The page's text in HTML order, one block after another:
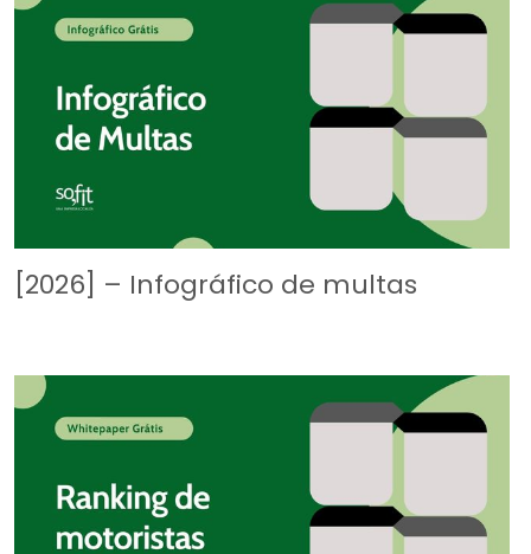
[2026] – Infográfico de multas